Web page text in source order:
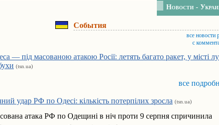
Новости -
События
все новости
с
— під масованою атакою Росії: летять багато ракет, у місті
(tsn.ua)
все
удар РФ по Одесі: кількість потерпілих зросла (tsn.ua)
атака РФ по Одещині в ніч проти 9 серпня спричинила